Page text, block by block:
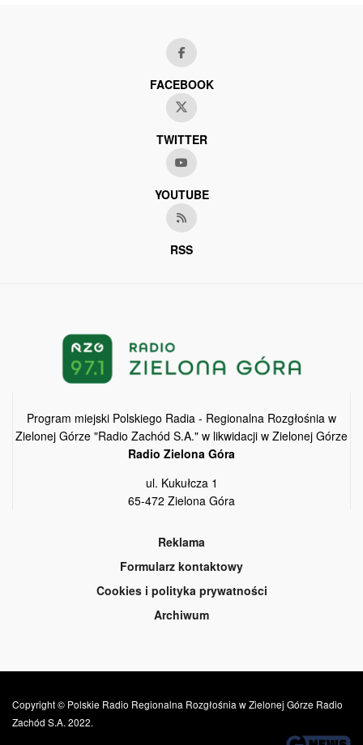
FACEBOOK
TWITTER
YOUTUBE
RSS
Program miejski Polskiego Radia - Regionalna Rozgłośnia w
Zielonej Górze "Radio Zachód S.A." w likwidacji w Zielonej Górze
Radio Zielona Góra
ul. Kukułcza 1
65-472 Zielona Góra
Reklama
Formularz kontaktowy
Cookies i polityka prywatności
Archiwum
Copyright © Polskie Radio Regionalna Rozgłośnia w Zielonej Górze Radio
Zachód S.A. 2022.